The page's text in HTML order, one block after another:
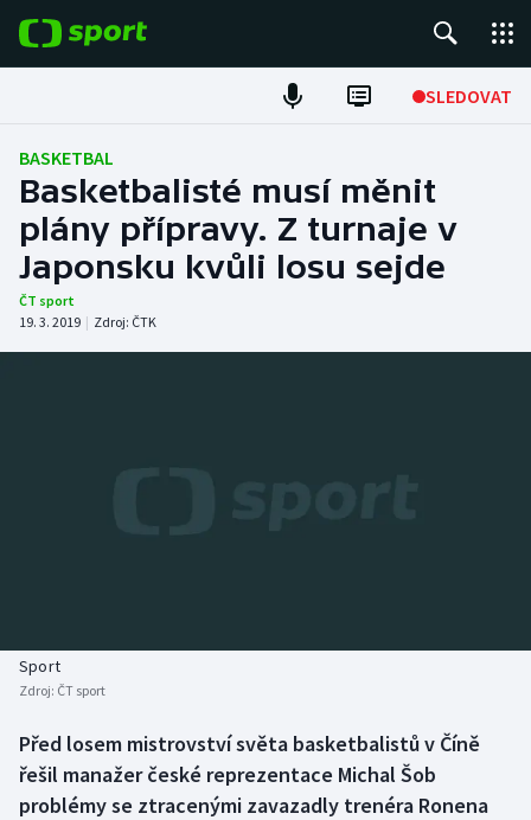
SLEDOVAT
Fotbal
Hokej
Tenis
Atletika
Biatlon
Box
Aplikace ČT sport
BASKETBAL
Basketbalisté musí měnit
plány přípravy. Z turnaje v
Japonsku kvůli losu sejde
ČT sport
19. 3. 2019 | Zdroj: ČTK
Sport
Zdroj: ČT sport
Před losem mistrovství světa basketbalistů v Číně
řešil manažer české reprezentace Michal Šob
problémy se ztracenými zavazadly trenéra Ronena